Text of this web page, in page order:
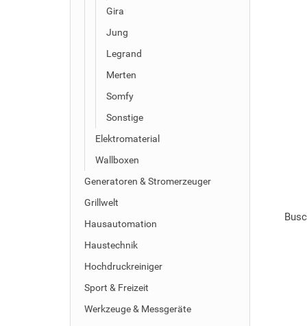
Gira
Jung
Legrand
Merten
Somfy
Sonstige
Elektromaterial
Wallboxen
Generatoren & Stromerzeuger
Grillwelt
Hausautomation
Haustechnik
Hochdruckreiniger
Sport & Freizeit
Werkzeuge & Messgeräte